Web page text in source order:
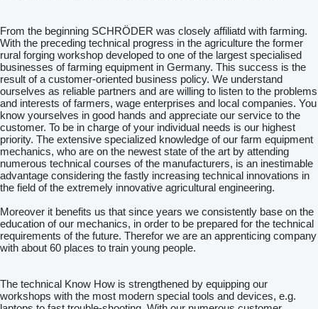
From the beginning SCHRÖDER was closely affiliatd with farming.
With the preceding technical progress in the agriculture the former
rural forging workshop developed to one of the largest specialised
businesses of farming equipment in Germany. This success is the
result of a customer-oriented business policy. We understand
ourselves as reliable partners and are willing to listen to the problems
and interests of farmers, wage enterprises and local companies. You
know yourselves in good hands and appreciate our service to the
customer. To be in charge of your individual needs is our highest
priority. The extensive specialized knowledge of our farm equipment
mechanics, who are on the newest state of the art by attending
numerous technical courses of the manufacturers, is an inestimable
advantage considering the fastly increasing technical innovations in
the field of the extremely innovative agricultural engineering.
Moreover it benefits us that since years we consistently base on the
education of our mechanics, in order to be prepared for the technical
requirements of the future. Therefor we are an apprenticing company
with about 60 places to train young people.
The technical Know How is strengthened by equipping our
workshops with the most modern special tools and devices, e.g.